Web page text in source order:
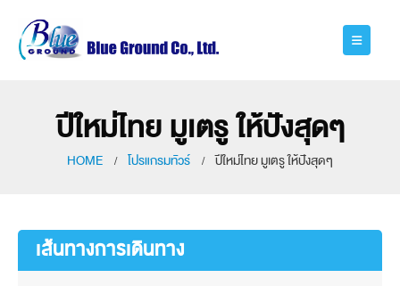
ปีใหม่ไทย มูเตรู ให้ปังสุดๆ
HOME โปรแกรมทัวร์ ปีใหม่ไทย มูเตรู ให้ปังสุดๆ
เส้นทางการเดินทาง